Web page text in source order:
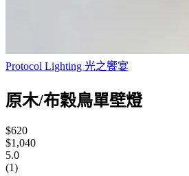
Protocol Lighting 光之饗宴
原木/布穀鳥單壁燈
$620
$1,040
5.0
(1)